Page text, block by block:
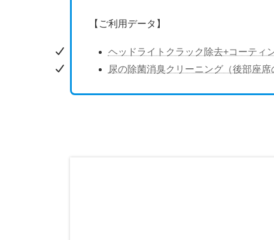
【ご利用データ】
ヘッドライトクラック除去+コーティ
尿の除菌消臭クリーニング（後部座席